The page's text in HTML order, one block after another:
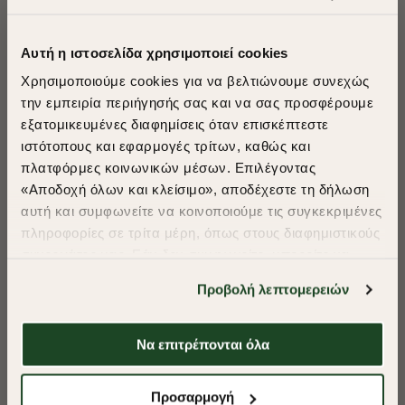
Αυτή η ιστοσελίδα χρησιμοποιεί cookies
Χρησιμοποιούμε cookies για να βελτιώνουμε συνεχώς
την εμπειρία περιήγησής σας και να σας προσφέρουμε
εξατομικευμένες διαφημίσεις όταν επισκέπτεστε
ιστότοπους και εφαρμογές τρίτων, καθώς και
πλατφόρμες κοινωνικών μέσων. Επιλέγοντας
«Αποδοχή όλων και κλείσιμο», αποδέχεστε τη δήλωση
αυτή και συμφωνείτε να κοινοποιούμε τις συγκεκριμένες
πληροφορίες σε τρίτα μέρη, όπως στους διαφημιστικούς
απαιτούμενα cookies» και θα περιοριστούμε
στα cookies και τις τεχνολογίες που είναι απολύτως
απαραίτητα για την ασφαλή απόδοση και
λειτουργικότητα της ιστοσελίδας μας. Ωστόσο, λάβετε
Προβολή λεπτομερειών
Να επιτρέπονται όλα
Προσαρμογή
-40%
ΠΑΝΤΕΛΟΝΙ CHINOS
ΚΑΠΑΡΤΙΝΑ REGULAR FIT
€85,00
€51,00
+ 4 Colors
-40%
ΠΑΝΤΕΛΟΝΙ CHINOS PIQUE
REGULAR FIT
€85,00 €51,00
+ 2 Colors
​
A Season of Style
SUMMER SALE
Shop Now